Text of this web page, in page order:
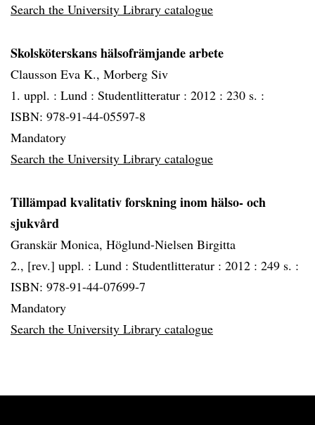
Search the University Library catalogue
Skolsköterskans hälsofrämjande arbete
Clausson Eva K., Morberg Siv
1. uppl. : Lund : Studentlitteratur : 2012 : 230 s. :
ISBN: 978-91-44-05597-8
Mandatory
Search the University Library catalogue
Tillämpad kvalitativ forskning inom hälso- och
sjukvård
Granskär Monica, Höglund-Nielsen Birgitta
2., [rev.] uppl. : Lund : Studentlitteratur : 2012 : 249 s. :
ISBN: 978-91-44-07699-7
Mandatory
Search the University Library catalogue